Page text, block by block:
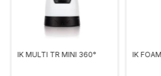
IK MULTI TR MINI 360° IK